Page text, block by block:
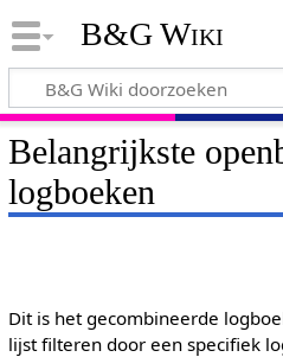
B&G Wiki
Belangrijkste
logboeken
Dit is het gecombineerde
lijst filteren door een specifiek